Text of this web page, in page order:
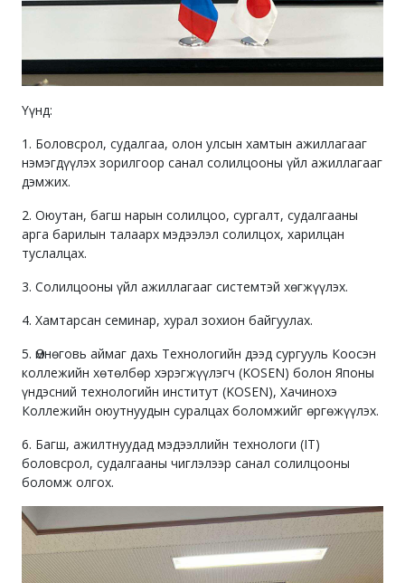
Үүнд:
1. Боловсрол, судалгаа, олон улсын хамтын ажиллагааг
нэмэгдүүлэх зорилгоор санал солилцооны үйл ажиллагааг
дэмжих.
2. Оюутан, багш нарын солилцоо, сургалт, судалгааны
арга барилын талаарх мэдээлэл солилцох, харилцан
туслалцах.
3. Солилцооны үйл ажиллагааг системтэй хөгжүүлэх.
4. Хамтарсан семинар, хурал зохион байгуулах.
5. Өмнөговь аймаг дахь Технологийн дээд сургууль Коосэн
коллежийн хөтөлбөр хэрэгжүүлэгч (KOSEN) болон Японы
үндэсний технологийн институт (KOSEN), Хачинохэ
Коллежийн оюутнуудын суралцах боломжийг өргөжүүлэх.
6. Багш, ажилтнуудад мэдээллийн технологи (IT)
боловсрол, судалгааны чиглэлээр санал солилцооны
боломж олгох.